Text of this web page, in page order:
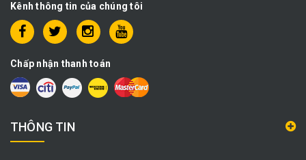
Kênh thông tin của chúng tôi
Chấp nhận thanh toán
THÔNG TIN